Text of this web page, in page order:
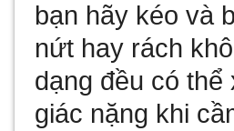
bạn hãy kéo và
nứt hay rách
dạng đều có
giác nặng khi